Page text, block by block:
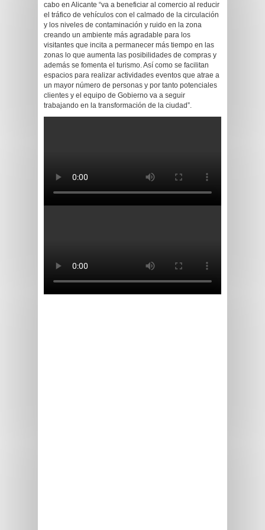
cabo en Alicante “va a beneficiar al comercio al reducir
el tráfico de vehículos con el calmado de la circulación
y los niveles de contaminación y ruido en la zona
creando un ambiente más agradable para los
visitantes que incita a permanecer más tiempo en las
zonas lo que aumenta las posibilidades de compras y
además se fomenta el turismo. Así como se facilitan
espacios para realizar actividades eventos que atrae a
un mayor número de personas y por tanto potenciales
clientes y el equipo de Gobierno va a seguir
trabajando en la transformación de la ciudad”.